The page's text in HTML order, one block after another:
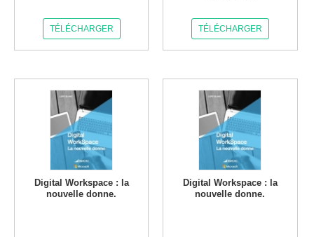
TÉLÉCHARGER TÉLÉCHARGER
Digital Workspace : la
nouvelle donne.
Digital Workspace : la
nouvelle donne.